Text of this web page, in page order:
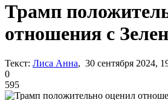
Трамп
отношения с
Текст: Лиса Анна, 30 сентября 2024,
0
595